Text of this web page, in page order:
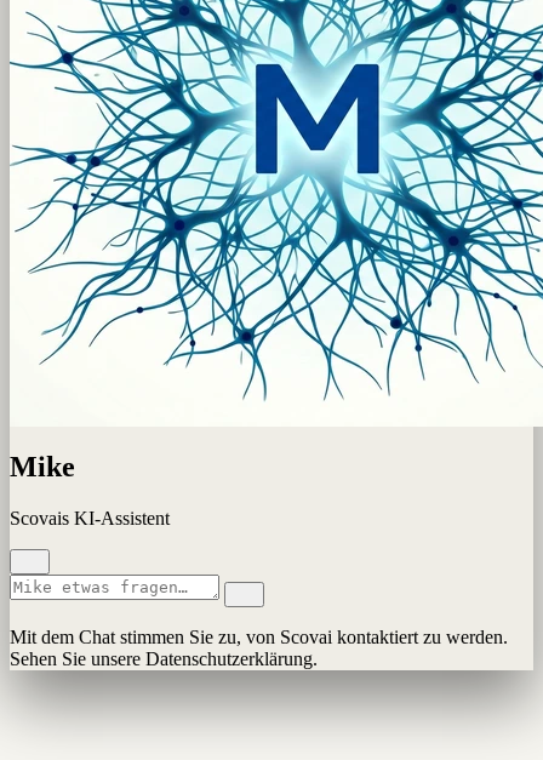
Mike
Scovais KI-Assistent
Mit dem Chat stimmen Sie zu, von Scovai kontaktiert zu werden.
Sehen Sie unsere Datenschutzerklärung.